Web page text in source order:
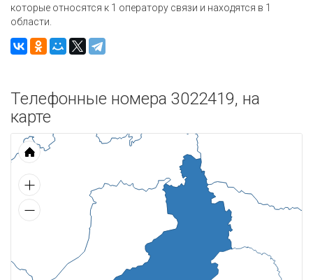
которые относятся к 1 оператору связи и находятся в 1
области.
Телефонные номера 3022419, на
карте